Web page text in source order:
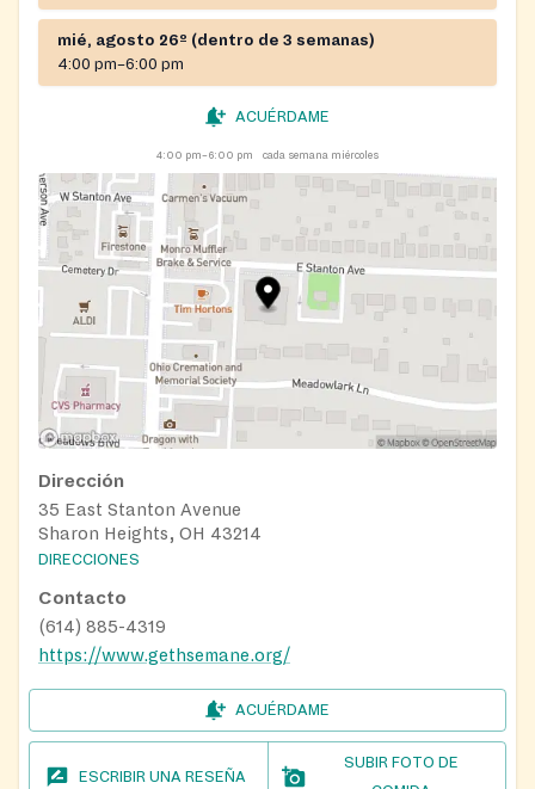
mié, agosto 26º (dentro de 3 semanas)
4:00 pm–6:00 pm
ACUÉRDAME
4:00 pm–6:00 pm cada semana miércoles
Dirección
35 East Stanton Avenue
Sharon Heights, OH 43214
DIRECCIONES
Contacto
(614) 885-4319
https://www.gethsemane.org/
ACUÉRDAME
ESCRIBIR UNA RESEÑA
SUBIR FOTO DE